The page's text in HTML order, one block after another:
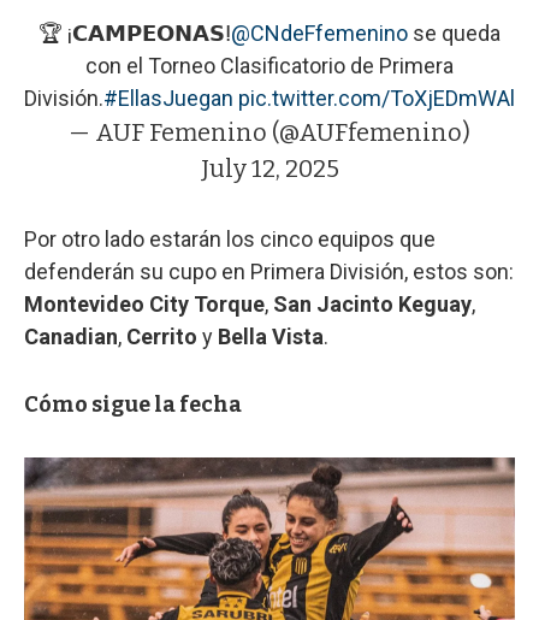
🏆 ¡𝗖𝗔𝗠𝗣𝗘𝗢𝗡𝗔𝗦ⵑ@CNdeFfemenino se queda
con el Torneo Clasificatorio de Primera
División.#EllasJuegan pic.twitter.com/ToXjEDmWAl
— AUF Femenino (@AUFfemenino)
July 12, 2025
Por otro lado estarán los cinco equipos que
defenderán su cupo en Primera División, estos son:
Montevideo City Torque, San Jacinto Keguay,
Canadian, Cerrito y Bella Vista.
Cómo sigue la fecha